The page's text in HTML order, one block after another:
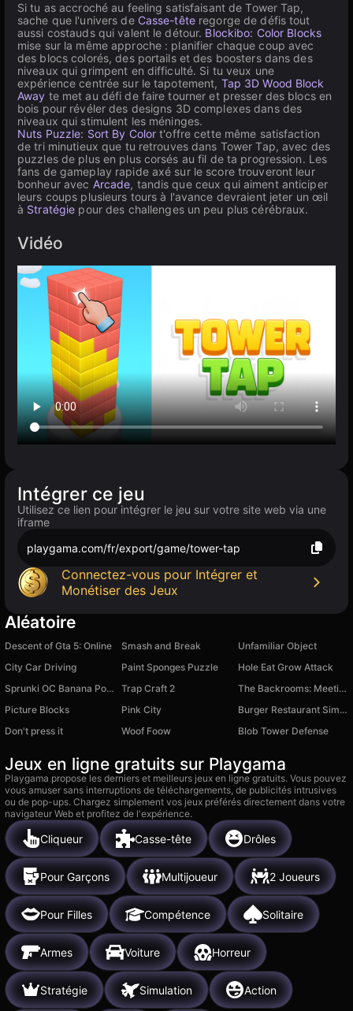
Si tu as accroché au feeling satisfaisant de Tower Tap,
sache que l'univers de Casse-têteregorge de défis tout
aussi costauds qui valent le détour. Blockibo: Color Blocks
mise sur la même approche : planifier chaque coup avec
des blocs colorés, des portails et des boosters dans des
niveaux qui grimpent en difficulté. Si tu veux une
expérience centrée sur le tapotement, Tap 3D Wood Block
Away te met au défi de faire tourner et presser des blocs en
bois pour révéler des designs 3D complexes dans des
niveaux qui stimulent les méninges.
Nuts Puzzle: Sort By Color t'offre cette même satisfaction
de tri minutieux que tu retrouves dans Tower Tap, avec des
puzzles de plus en plus corsés au fil de ta progression. Les
fans de gameplay rapide axé sur le score trouveront leur
bonheur avec Arcade, tandis que ceux qui aiment anticiper
leurs coups plusieurs tours à l'avance devraient jeter un œil
à Stratégie pour des challenges un peu plus cérébraux.
Vidéo
Intégrer ce jeu
Utilisez ce lien pour intégrer le jeu sur votre site web via une
iframe
playgama.com/fr/export/game/tower-tap
Connectez-vous pour Intégrer et
Monétiser des Jeux
Aléatoire
Descent of Gta 5: Online Smash and Break
Unfamiliar Object
City Car Driving
Paint Sponges Puzzle
Hole Eat Grow Attack
Sprunki OC Banana Porridge
Trap Craft 2
The Backrooms: Meeting with Omega Nugget
Picture Blocks
Pink City
Burger Restaurant Simulator 3D
Don't press it
Woof Foow Blob Tower Defense
Jeux en ligne gratuits sur Playgama
Playgama propose les derniers et meilleurs jeux en ligne gratuits. Vous pouvez
vous amuser sans interruptions de téléchargements, de publicités intrusives
ou de pop-ups. Chargez simplement vos jeux préférés directement dans votre
navigateur Web et profitez de l'expérience.
Cliqueur Casse-tête Drôles
Pour Garçons Multijoueur 2 Joueurs
Pour Filles Compétence Solitaire
Armes Voiture Horreur
Stratégie Simulation Action